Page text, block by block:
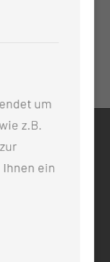
um
z.B.
ein